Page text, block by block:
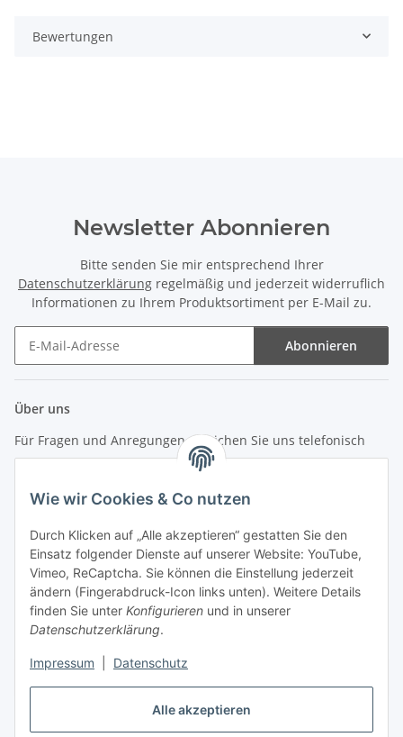
Alle akzeptieren
Wie wir Cookies & Co nutzen
Durch Klicken auf „Alle akzeptieren“ gestatten Sie den
Einsatz folgender Dienste auf unserer Website: YouTube,
Vimeo, ReCaptcha. Sie können die Einstellung jederzeit
ändern (Fingerabdruck-Icon links unten). Weitere Details
finden Sie unter Konfigurieren und in unserer
Datenschutzerklärung.
Impressum Datenschutz
Bewertungen
Newsletter Abonnieren
Bitte senden Sie mir entsprechend Ihrer
Datenschutzerklärung regelmäßig und jederzeit widerruflich
Informationen zu Ihrem Produktsortiment per E-Mail zu.
Abonnieren
Über uns
Für Fragen und Anregungen erreichen Sie uns telefonisch
info (at) zweitedel.de
Informationen
Gesetzliche Informationen